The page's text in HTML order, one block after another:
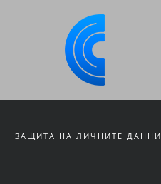
ЗАЩИТА НА ЛИЧНИТЕ ДАННИ